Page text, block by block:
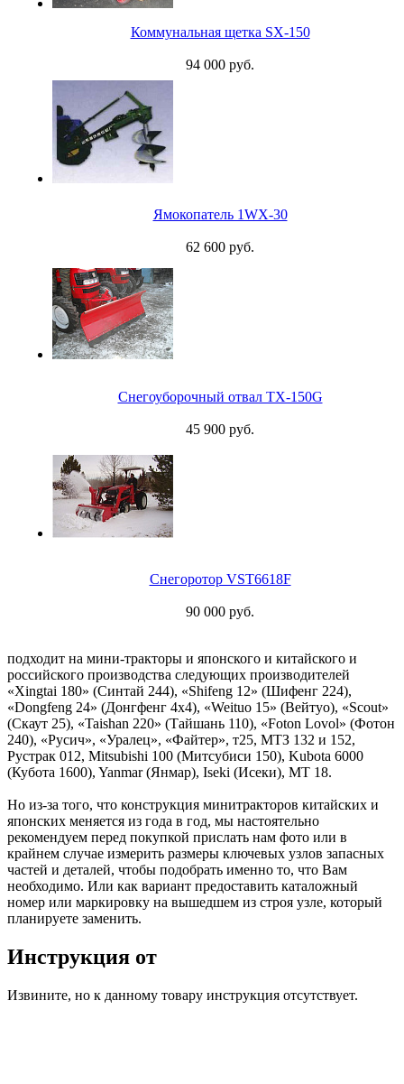
Коммунальная щетка SX-150
94 000 руб.
Ямокопатель 1WX-30
62 600 руб.
Снегоуборочный отвал TX-150G
45 900 руб.
Снегоротор VST6618F
90 000 руб.
подходит на мини-тракторы и японского и китайского и
российского производства следующих производителей
«Xingtai 180» (Синтай 244), «Shifeng 12» (Шифенг 224),
«Dongfeng 24» (Донгфенг 4х4), «Weituo 15» (Вейтуо), «Scout»
(Скаут 25), «Taishan 220» (Тайшань 110), «Foton Lovol» (Фотон
240), «Русич», «Уралец», «Файтер», т25, МТЗ 132 и 152,
Рустрак 012, Mitsubishi 100 (Митсубиси 150), Kubota 6000
(Кубота 1600), Yanmar (Янмар), Iseki (Исеки), МТ 18.
Но из-за того, что конструкция минитракторов китайских и
японских меняется из года в год, мы настоятельно
рекомендуем перед покупкой прислать нам фото или в
крайнем случае измерить размеры ключевых узлов запасных
частей и деталей, чтобы подобрать именно то, что Вам
необходимо. Или как вариант предоставить каталожный
номер или маркировку на вышедшем из строя узле, который
планируете заменить.
Инструкция от
Извините, но к данному товару инструкция отсутствует.